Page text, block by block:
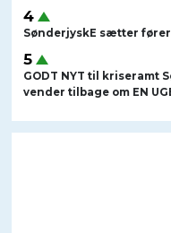
SønderjyskE sætter
GODT NYT til kriseramt
vender tilbage om EN